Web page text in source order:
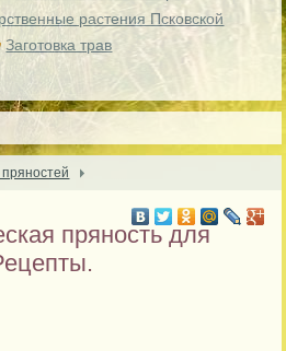
растения Псковской
Заготовка трав
пряность для